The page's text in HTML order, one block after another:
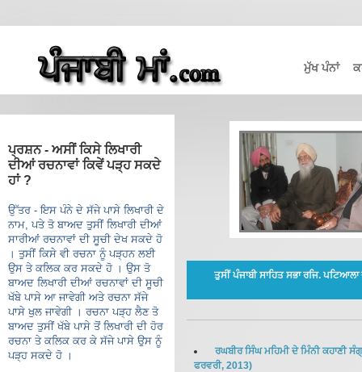
ਮੁੱਖ ਪੰਨਾਂ
ਪ੍ਰਸ਼ਨ - ਅਸੀਂ ਕਿਸੇ ਲਿਖਾਰੀ
ਦੀਆਂ ਰਚਨਾਵਾਂ ਕਿਵੇਂ ਪੜ੍ਹ ਸਕਦੇ
ਹਾਂ ?
ਉੱਤਰ - ਇਸ ਪੰਨੇ ਦੇ ਸੱਜੇ ਪਾਸੇ ਲਿਖਾਰੀ ਦੇ
ਨਾਮ, ਪਤੇ ਤੋ ਬਾਅਦ ਤੁਸੀਂ ਲਿਖਾਰੀ ਦੀਆਂ
ਸਾਰੀਆਂ ਰਚਨਾਵਾਂ ਦੀ ਸੂਚੀ ਦੇਖ ਸਕਦੇ ਹੋ
। ਤੁਸੀਂ ਕਿਸੇ ਵੀ ਰਚਨਾ ਨੂੰ ਪੜ੍ਹਨ ਲਈ
ਉਸ ਤੇ ਕਲਿਕ ਕਰ ਸਕਦੇ ਹੋ । ਉਸ ਤੋ
ਬਾਅਦ ਲਿਖਾਰੀ ਦੀਆਂ ਰਚਨਾਵਾਂ ਦੀ ਸੂਚੀ
ਖੱਬੇ ਪਾਸੇ ਆ ਜਾਵੇਗੀ ਅਤੇ ਰਚਨਾ ਸੱਜੇ
ਪਾਸੇ ਖੁਲ ਜਾਵੇਗੀ । ਰਚਨਾ ਪੜ੍ਹ ਲੈਣ ਤੋ
ਬਾਅਦ ਤੁਸੀਂ ਖੱਬੇ ਪਾਸੇ ਤੋਂ ਲਿਖਾਰੀ ਦੀ ਹੋਰ
ਰਚਨਾ ਤੇ ਕਲਿਕ ਕਰ ਕੇ ਸੱਜੇ ਪਾਸੇ ਉਸ ਨੂੰ
ਪੜ੍ਹ ਸਕਦੇ ਹੋ ।
ਤੁਸੀਂ ਪੰਜਾਬੀ ਸਾਹਿਤ ਸਭਾ ਰਜਿ.
ਰਘਬੀਰ ਸਿੰਘ ਮਹਿਮੀ ਦੇ ਮਿੰਨੀ ਕਹਾਣੀ
ਫਰਵਰੀ, 2013)